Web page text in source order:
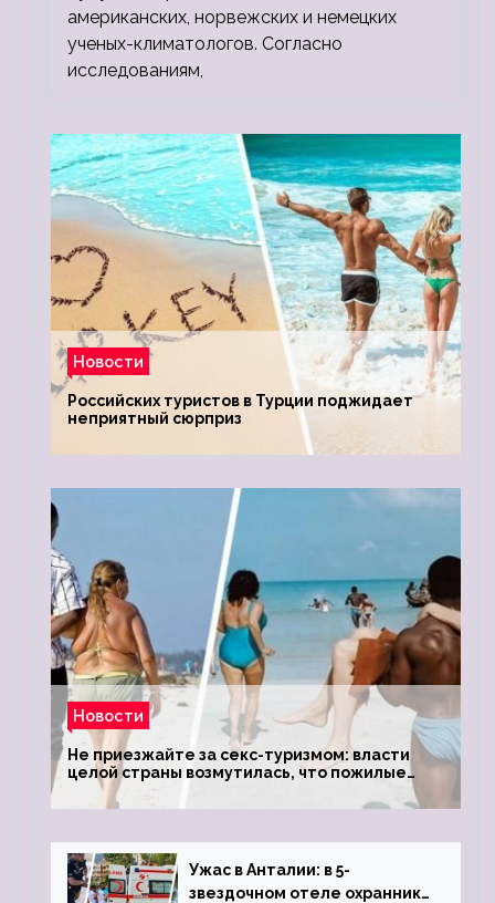
американских, норвежских и немецких
ученых-климатологов. Согласно
исследованиям,
Новости
Российских туристов в Турции поджидает
неприятный сюрприз
Новости
Не приезжайте за секс-туризмом: власти
целой страны возмутилась, что пожилые
туристки массово едут к ним, чтобы
обзавестись молодыми любовниками
Ужас в Анталии: в 5-
звездочном отеле охранник